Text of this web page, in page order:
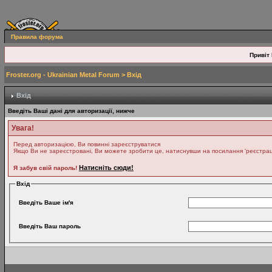
Правила форума
Привіт
Froster.org - Ukrainian Metal Forum > Вхід
Вхід
Введіть Ваші дані для авторизації, нижче
Увага!
Перед авторизацією, Ви повинні зареєструватися
Якщо Ви не зареєстровані, Ви можете зробити це, натиснувши на посилання
Я забув свій пароль! Натисніть сюди!
Вхід
Введіть Ваше ім'я
Введіть Ваш пароль